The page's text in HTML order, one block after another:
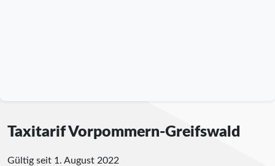
Taxitarif Vorpommern-Greifswald
Gültig seit 1. August 2022